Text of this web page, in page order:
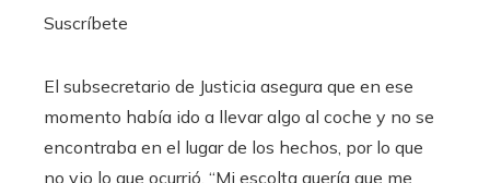
Suscríbete
El subsecretario de Justicia asegura que en ese
momento había ido a llevar algo al coche y no se
encontraba en el lugar de los hechos, por lo que
no vio lo que ocurrió. “Mi escolta quería que me